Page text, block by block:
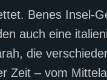
Benes Insel-
auch eine
die
Zeit – vom